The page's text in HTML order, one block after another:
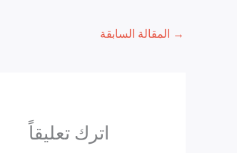
→ المقالة السابقة
اترك تعليقاً